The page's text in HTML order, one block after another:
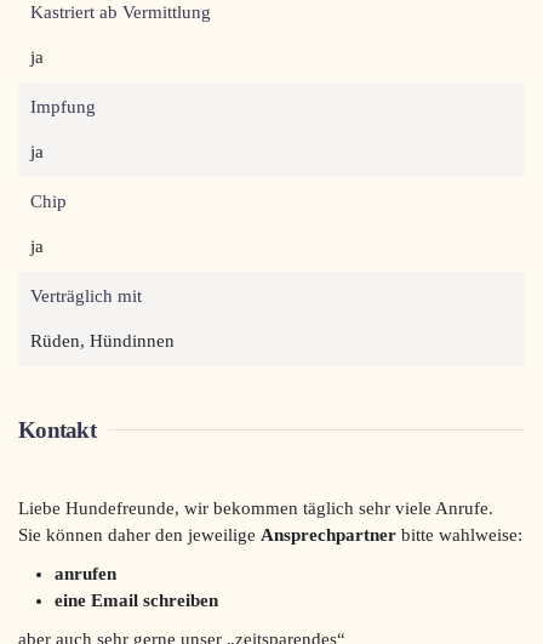
Kastriert ab Vermittlung
ja
Impfung
ja
Chip
ja
Verträglich mit
Rüden, Hündinnen
Kontakt
Liebe Hundefreunde, wir bekommen täglich sehr viele Anrufe.
Sie können daher den jeweilige Ansprechpartner bitte wahlweise:
anrufen
eine Email schreiben
aber auch sehr gerne unser „zeitsparendes“